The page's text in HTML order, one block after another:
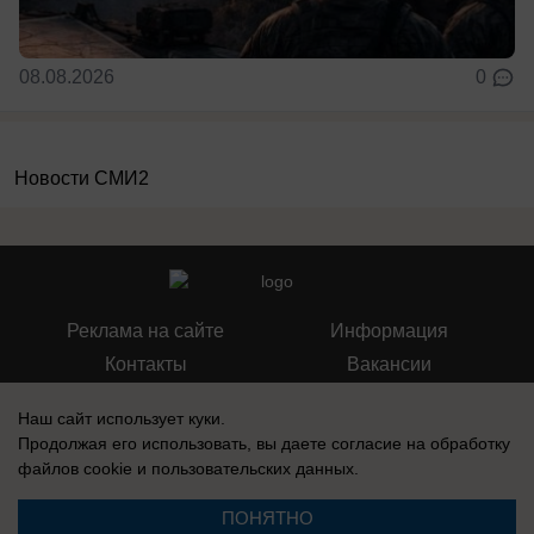
08.08.2026 0
Новости СМИ2
Реклама на сайте
Контакты
Информация
Вакансии
службой по надзору в сфере связи, информационных технологий и
массовых коммуникаций (Роскомнадзор) 12 июля 2019 г.
Наш сайт использует куки.
Продолжая его использовать, вы даете согласие на обработку
файлов cookie и пользовательских данных.
ПОНЯТНО